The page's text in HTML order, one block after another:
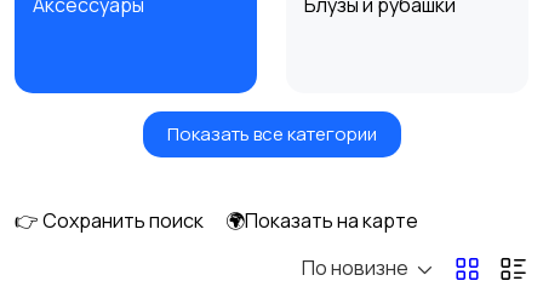
Будущим мамам Верхняя одежда
Домашняя одежда
Показать все категории
👉 Сохранить поиск
🌍Показать на карте
По новизне